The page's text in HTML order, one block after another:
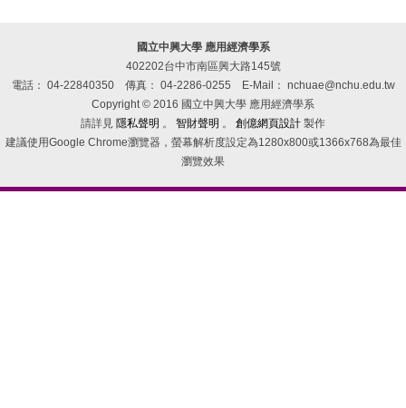
國立中興大學 應用經濟學系
402202台中市南區興大路145號
電話： 04-22840350
傳真： 04-2286-0255
E-Mail： nchuae@nchu.edu.tw
Copyright © 2016 國立中興大學 應用經濟學系
請詳見 隱私聲明 。 智財聲明 。 創億網頁設計 製作
建議使用Google Chrome瀏覽器，螢幕解析度設定為1280x800或1366x768為最佳
瀏覽效果